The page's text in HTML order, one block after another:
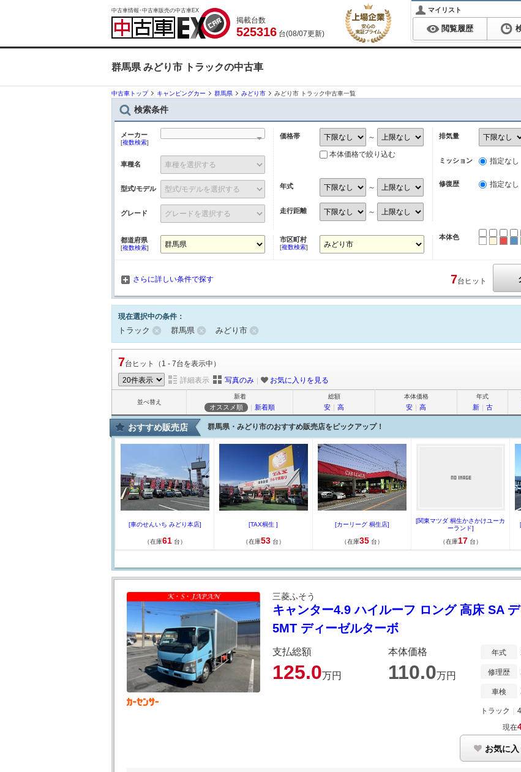
中古車情報･中古車販売の中古車EX
掲載台数
525316 台(08/07更新)
マイリスト
閲覧履歴
群馬県 みどり市 トラックの中古車
中古車トップ キャンピングカー 群馬県 みどり市 みどり市 トラック中古車一覧
検索条件
メーカー
[複数検索]
車種名
型式/モデル
グレード
価格帯 ～
本体価格で絞り込む
年式 ～
走行距離 ～
排気量
ミッション 指定なし
修復歴 指定なし
都道府県
[複数検索]
市区町村
[複数検索]
本体色
レ
さらに詳しい条件で探す 7台ヒット
現在選択中の条件：
トラック 群馬県 みどり市
7台ヒット（1 - 7台を表示中）
詳細表示 写真のみ ｜ お気に入りを見る
並べ替え
新着
オススメ順 ｜ 新着順
総額
安 ｜ 高
本体価格
安 ｜ 高
年式
新｜ 古
おすすめ販売店 群馬県・みどり市のおすすめ販売店をピックアップ！
[車のせんいち みどり本店]
（在庫61 台）
[TAX桐生 ]
（在庫53 台）
[カーリーグ 桐生店]
（在庫35 台）
[関東マツダ 桐生かさかけユーカ
ーランド]
（在庫17 台）
三菱ふそう
キャンター4.9 ハイルーフ ロング 高床 SA
5MT ディーゼルターボ
支払総額
125.0万円
本体価格
110.0万円
年式
修理歴
車検
トラック
現在
お気に